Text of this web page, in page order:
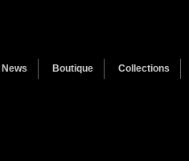
News Boutique Collections